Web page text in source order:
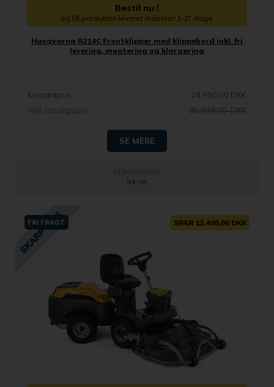
Bestil nu !
og få produktet leveret indenfor 1-2* dage
Husqvarna R214C Frontklipper med klippebord inkl. fri
levering, montering og klargøring
Kontantpris
24.990,00 DKK
Vejl. udsalgspris
35.999,00 DKK
SE MERE
94 cm
FRI FRAGT SPAR 12.405,00 DKK